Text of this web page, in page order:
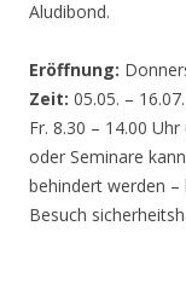
Aludibond.
Eröffnung:
Zeit: 05.05. –
Fr. 8.30 – 14.00
oder Seminare
behindert werden
Besuch